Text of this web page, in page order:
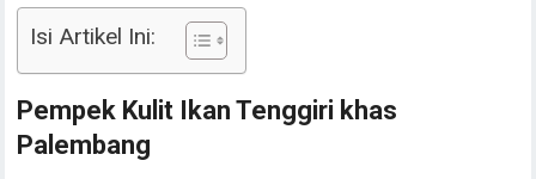
Isi Artikel Ini:
Pempek Kulit Ikan Tenggiri khas
Palembang